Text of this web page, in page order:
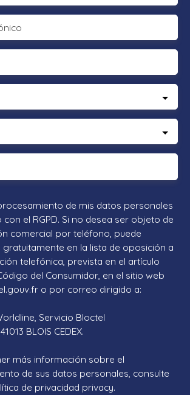
de mis datos personales
con el RGPD. Si no desea ser objeto de
comercial por teléfono, puede
en la lista de oposición a
telefónica, prevista en el artículo
del Consumidor, en el sitio web
o por correo dirigido a:
Servicio Bloctel
BLOIS CEDEX.
más información sobre el
de sus datos personales, consulte
de privacidad privacy.